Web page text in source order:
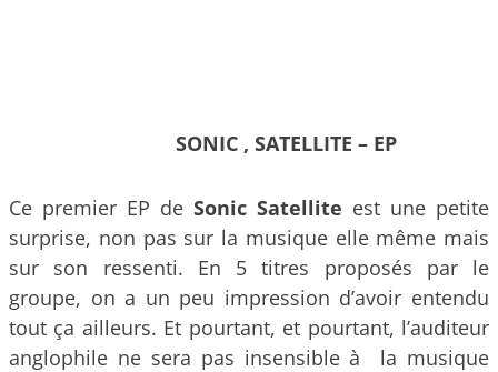
SONIC , SATELLITE – EP
Ce premier EP de Sonic Satellite est une petite
surprise, non pas sur la musique elle même mais
sur son ressenti. En 5 titres proposés par le
groupe, on a un peu impression d’avoir entendu
tout ça ailleurs. Et pourtant, et pourtant, l’auditeur
anglophile ne sera pas insensible à la musique